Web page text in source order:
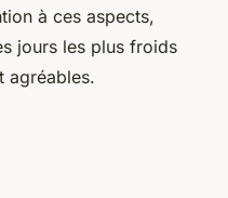
à ces aspects,
jours les plus froids
agréables.